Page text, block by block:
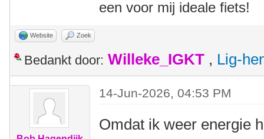
een voor mij ideale fiets!
Website Zoek
Bedankt door: Willeke_IGKT , Lig-
14-Jun-2026, 04:53 PM
Omdat ik weer energie